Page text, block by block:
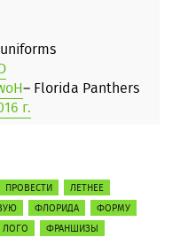
– Florida Panthers
г.
ПРОВЕСТИ
ЛЕТНЕЕ
ФЛОРИДА
ФОРМУ
ЛОГО
ФРАНШИЗЫ